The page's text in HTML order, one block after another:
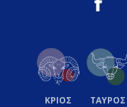
ΚΡΙΟΣ ΤΑΥΡΟΣ